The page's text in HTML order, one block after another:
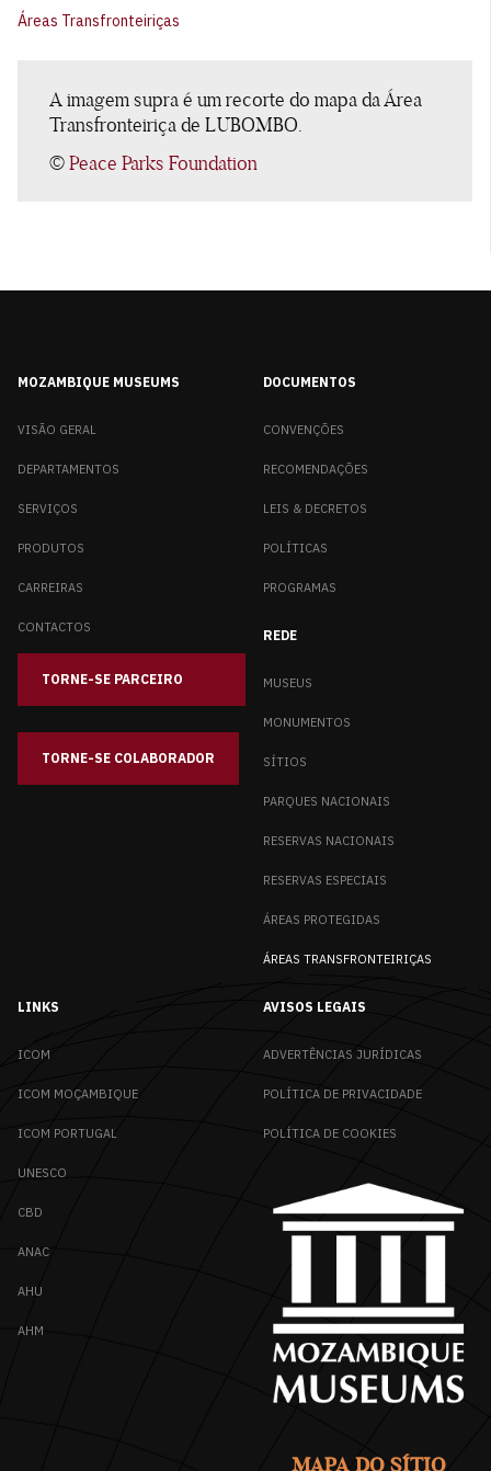
Áreas Transfronteiriças
A imagem supra é um recorte do mapa da Área
Transfronteiriça de LUBOMBO.
©Peace Parks Foundation
MOZAMBIQUE MUSEUMS
VISÃO GERAL
DEPARTAMENTOS
SERVIÇOS
PRODUTOS
CARREIRAS
CONTACTOS
TORNE-SE PARCEIRO
TORNE-SE COLABORADOR
DOCUMENTOS
CONVENÇÕES
RECOMENDAÇÕES
LEIS & DECRETOS
POLÍTICAS
PROGRAMAS
REDE
MUSEUS
MONUMENTOS
SÍTIOS
PARQUES NACIONAIS
RESERVAS NACIONAIS
RESERVAS ESPECIAIS
ÁREAS PROTEGIDAS
ÁREAS TRANSFRONTEIRIÇAS
LINKS
ICOM
ICOM MOÇAMBIQUE
ICOM PORTUGAL
UNESCO
CBD
ANAC
AHU
AHM
AVISOS LEGAIS
ADVERTÊNCIAS JURÍDICAS
POLÍTICA DE PRIVACIDADE
POLÍTICA DE COOKIES
MAPA DO SÍTIO